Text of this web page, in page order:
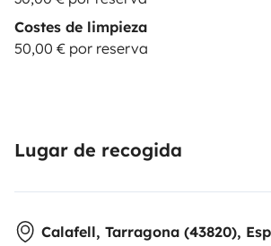
Costes de limpieza
50,00 € por reserva
Lugar de recogida
Calafell, Tarragona (43820),